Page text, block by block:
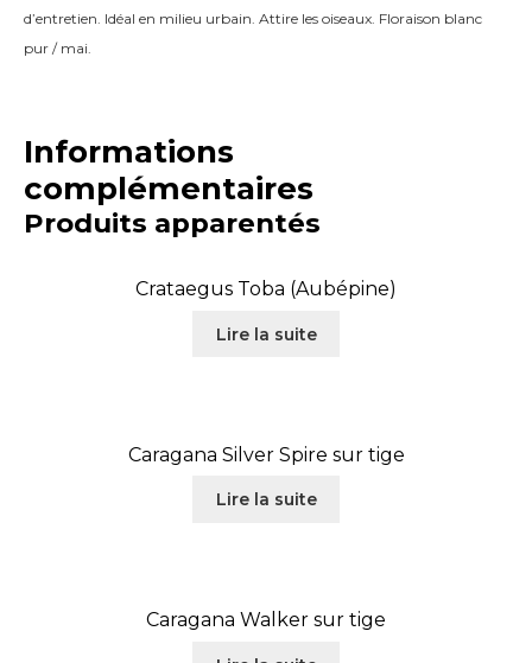
d’entretien. Idéal en milieu urbain. Attire les oiseaux. Floraison blanc
pur / mai.
Informations
complémentaires
Produits apparentés
Crataegus Toba (Aubépine)
Lire la suite
Caragana Silver Spire sur tige
Lire la suite
Caragana Walker sur tige